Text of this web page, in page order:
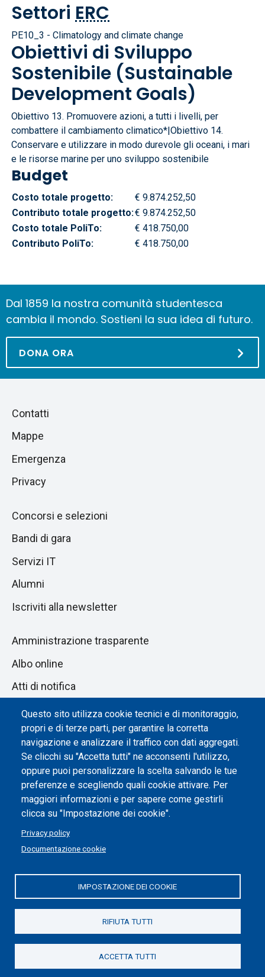
Settori ERC
PE10_3 - Climatology and climate change
Obiettivi di Sviluppo
Sostenibile (Sustainable
Development Goals)
Obiettivo 13. Promuovere azioni, a tutti i livelli, per
combattere il cambiamento climatico*|Obiettivo 14.
Conservare e utilizzare in modo durevole gli oceani, i mari
e le risorse marine per uno sviluppo sostenibile
Budget
Costo totale progetto:
€ 9.874.252,50
Contributo totale progetto:€ 9.874.252,50
Costo totale PoliTo:
€ 418.750,00
Contributo PoliTo:
€ 418.750,00
Questo sito utilizza cookie tecnici e di monitoraggio,
propri e di terze parti, per garantire la corretta
navigazione e analizzare il traffico con dati aggregati.
Se clicchi su "Accetta tutti" ne acconsenti l'utilizzo,
oppure puoi personalizzare la scelta salvando le tue
preferenze e scegliendo quali cookie attivare. Per
maggiori informazioni e per sapere come gestirli
clicca su "Impostazione dei cookie".
Privacy policy
Documentazione cookie
IMPOSTAZIONE DEI COOKIE
RIFIUTA TUTTI
ACCETTA TUTTI
Dal 1859 la nostra comunità studentesca
cambia il mondo. Sostieni la sua idea di futuro.
DONA ORA
Salta
sezione
Piè
di
pagina
Contatti
Mappe
Emergenza
Privacy
Concorsi e selezioni
Bandi di gara
Servizi IT
Alumni
Iscriviti alla newsletter
Amministrazione trasparente
Albo online
Atti di notifica
Dichiarazione di accessibilità
Impostazione dei cookie
Politecnico di Torino | Corso Duca degli Abruzzi, 24 | 10129
Torino, ITALIA | P.IVA/C.F. 00518460019 | PEC
politecnicoditorino@pec.polito.it